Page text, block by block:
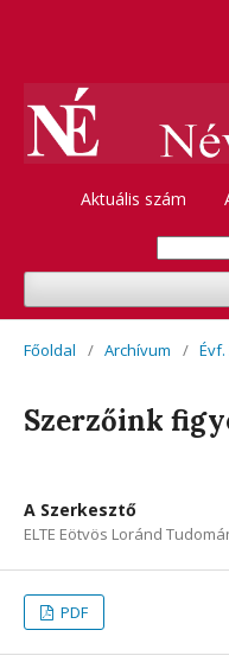
Aktuális szám
Főoldal / Archívum / Évf.
Szerzőink
A Szerkesztő
ELTE Eötvös Loránd
PDF